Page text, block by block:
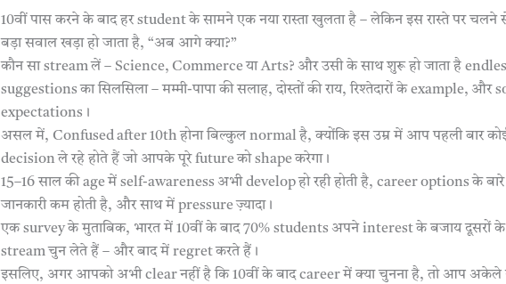
10वीं पास करने के बाद हर student के सामने एक नया रास्ता खुलता है – लेकिन इस रास्ते पर
बड़ा सवाल खड़ा हो जाता है, “अब आगे क्या?”
कौन सा stream लें – Science, Commerce या Arts? और उसी के साथ शुरू हो जाता है
suggestions का सिलसिला – मम्मी-पापा की सलाह, दोस्तों की राय, रिश्तेदारों के example, और
expectations।
असल में, Confused after 10th होना बिल्कुल normal है, क्योंकि इस उम्र में आप पहली बार
decision ले रहे होते हैं जो आपके पूरे future को shape करेगा।
15–16 साल की age में self-awareness अभी develop हो रही होती है, career options के
जानकारी कम होती है, और साथ में pressure ज़्यादा।
एक survey के मुताबिक, भारत में 10वीं के बाद 70% students अपने interest के बजाय दूसरों
stream चुन लेते हैं – और बाद में regret करते हैं।
इसलिए, अगर आपको अभी clear नहीं है कि 10वीं के बाद career में क्या चुनना है, तो आप अकेले